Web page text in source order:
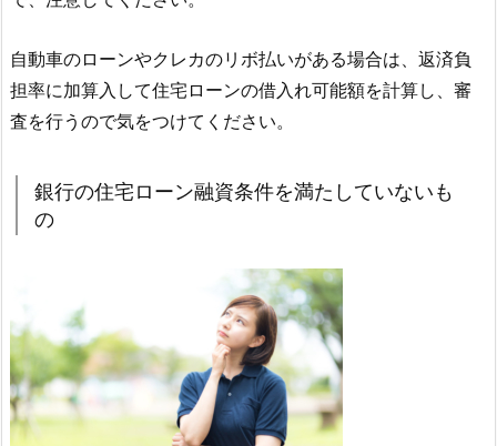
自動車のローンやクレカのリボ払いがある場合は、返済負
担率に加算入して住宅ローンの借入れ可能額を計算し、審
査を行うので気をつけてください。
銀行の住宅ローン融資条件を満たしていないも
の